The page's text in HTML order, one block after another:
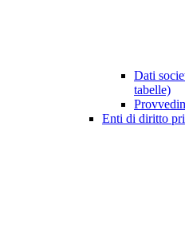
Dati
tabelle)
Enti di diritto